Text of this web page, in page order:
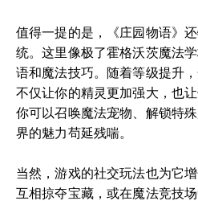
值得一提的是，《庄园物语》
统。这里像极了霍格沃茨魔法
语和魔法技巧。随着等级提升
不仅让你的精灵更加强大，也
你可以召唤魔法宠物、解锁特
界的魅力苟延残喘。
当然，游戏的社交玩法也为它
互相掠夺宝藏，或在魔法竞技